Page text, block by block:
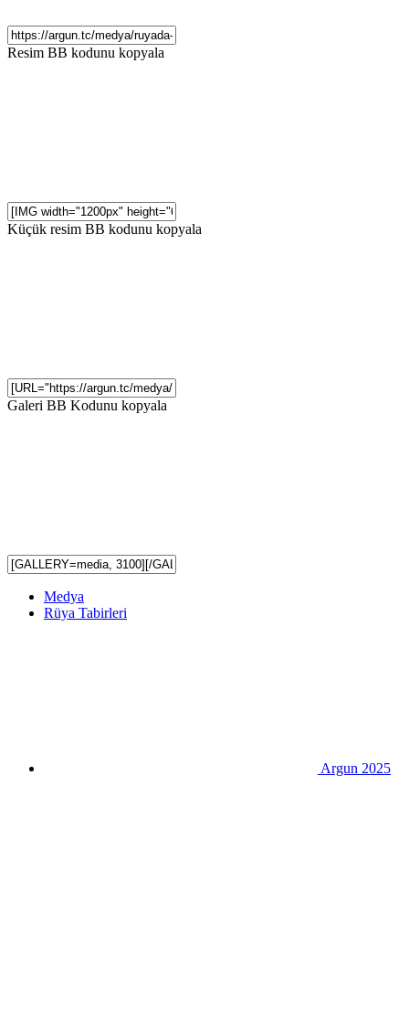
Resim BB kodunu kopyala
Küçük resim BB kodunu kopyala
Galeri BB Kodunu kopyala
Medya
Rüya Tabirleri
Argun 2025